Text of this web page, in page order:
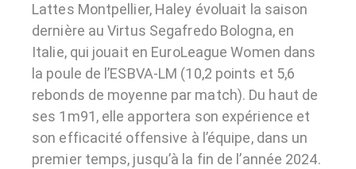
Lattes Montpellier, Haley évoluait la saison
dernière au Virtus Segafredo Bologna, en
Italie, qui jouait en EuroLeague Women dans
la poule de l’ESBVA-LM (10,2 points et 5,6
rebonds de moyenne par match). Du haut de
ses 1m91, elle apportera son expérience et
son efficacité offensive à l’équipe, dans un
premier temps, jusqu’à la fin de l’année 2024.